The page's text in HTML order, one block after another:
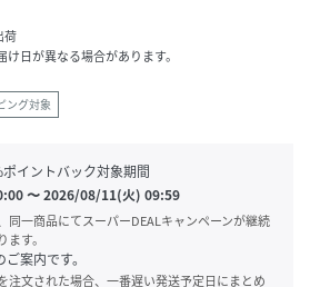
荷
日が異なる場合があります。
ング対象
イントバック対象期間
〜2026/08/11(火) 09:59
一商品にてスーパーDEALキャンペーンが継続
す。
案内です。
文された場合、一番遅い発送予定日にまとめ